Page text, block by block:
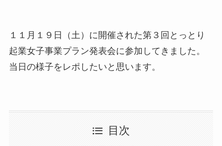
１１月１９日（土）に開催された第３回とっとり
起業女子事業プラン発表会に参加してきました。
当日の様子をレポしたいと思います。
目次